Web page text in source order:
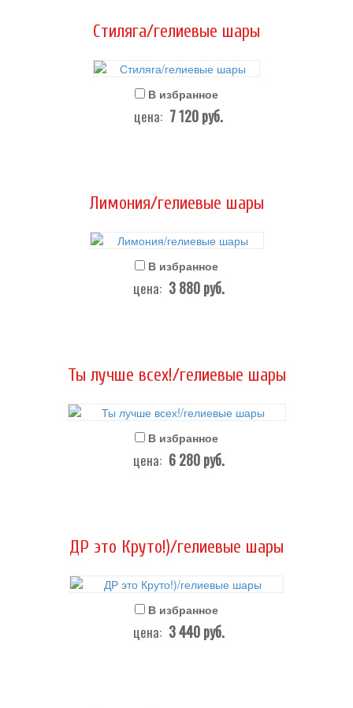
Стиляга/гелиевые шары
В избранное
цена: 7 120руб.
Лимония/гелиевые шары
В избранное
цена: 3 880руб.
Ты лучше всех!/гелиевые шары
В избранное
цена: 6 280руб.
ДР это Круто!)/гелиевые шары
В избранное
цена: 3 440руб.